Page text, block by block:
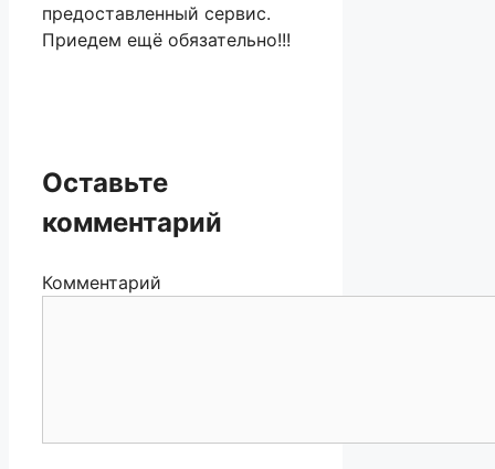
предоставленный сервис.
Приедем ещё обязательно!!!
Оставьте
комментарий
Комментарий